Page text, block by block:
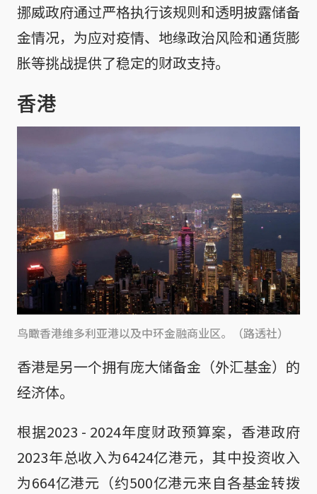
挪威政府通过严格执行该规则和透明披露储备
金情况，为应对疫情、地缘政治风险和通货膨
胀等挑战提供了稳定的财政支持。
香港
鸟瞰香港维多利亚港以及中环金融商业区。（路透社）
香港是另一个拥有庞大储备金（外汇基金）的
经济体。
根据2023 - 2024年度财政预算案，香港政府
2023年总收入为6424亿港元，其中投资收入
为664亿港元（约500亿港元来自各基金转拨